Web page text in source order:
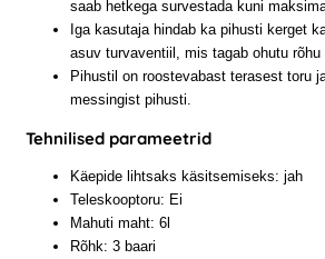
saab hetkega survestada kuni
Iga kasutaja hindab ka pihusti kerget
asuv turvaventiil, mis tagab ohutu rõhu
Pihustil on roostevabast terasest toru
messingist pihusti.
Tehnilised parameetrid
Käepide lihtsaks käsitsemiseks: jah
Teleskooptoru: Ei
Mahuti maht: 6l
Rõhk: 3 baari